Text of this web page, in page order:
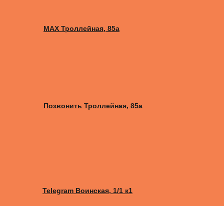
MAX Троллейная, 85а
Позвонить Троллейная, 85а
Telegram Воинская, 1/1 к1